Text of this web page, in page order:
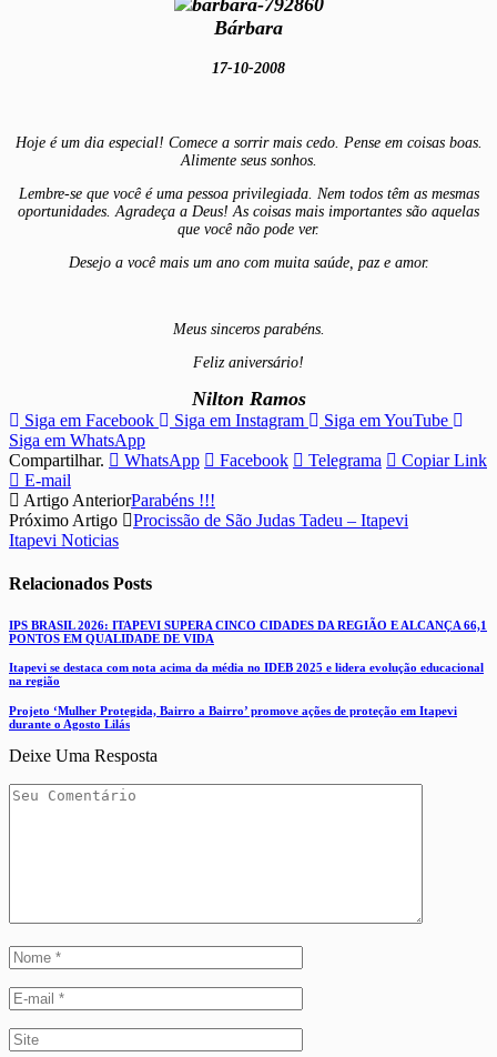
Bárbara
17-10-2008
Hoje é um dia especial! Comece a sorrir mais cedo. Pense em coisas boas.
Alimente seus sonhos.
Lembre-se que você é uma pessoa privilegiada. Nem todos têm as mesmas
oportunidades. Agradeça a Deus! As coisas mais importantes são aquelas
que você não pode ver.
Desejo a você mais um ano com muita saúde, paz e amor.
Meus sinceros parabéns.
Feliz aniversário!
Nilton Ramos
Siga em Facebook Siga em Instagram
Siga em YouTube
Siga em WhatsApp
Compartilhar.
WhatsApp Facebook Telegrama
Copiar Link
E-mail
Artigo AnteriorParabéns !!!
Próximo Artigo
Procissão de São Judas Tadeu – Itapevi
Itapevi Noticias
Relacionados Posts
IPS BRASIL 2026: ITAPEVI SUPERA CINCO CIDADES DA REGIÃO E ALCANÇA 66,1
PONTOS EM QUALIDADE DE VIDA
Itapevi se destaca com nota acima da média no IDEB 2025 e lidera evolução educacional
na região
Projeto ‘Mulher Protegida, Bairro a Bairro’ promove ações de proteção em Itapevi
durante o Agosto Lilás
Deixe Uma Resposta